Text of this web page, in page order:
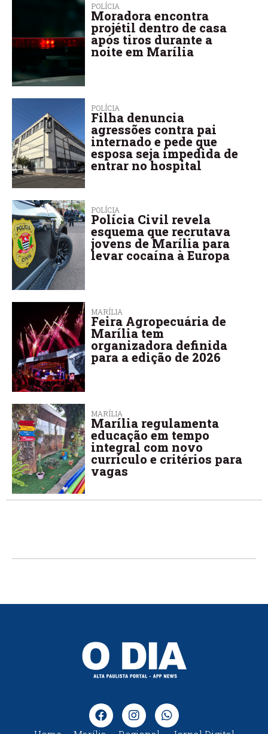
POLÍCIA
Moradora encontra
projétil dentro de casa
após tiros durante a
noite em Marília
POLÍCIA
Filha denuncia
agressões contra pai
internado e pede que
esposa seja impedida de
entrar no hospital
POLÍCIA
Polícia Civil revela
esquema que recrutava
jovens de Marília para
levar cocaína à Europa
MARÍLIA
Feira Agropecuária de
Marília tem
organizadora definida
para a edição de 2026
MARÍLIA
Marília regulamenta
educação em tempo
integral com novo
currículo e critérios para
vagas